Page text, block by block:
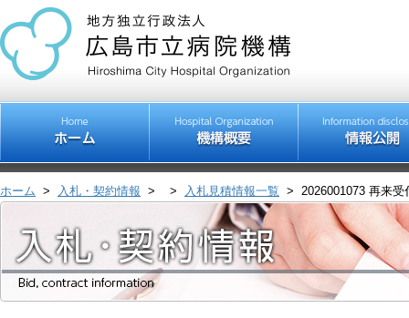
ホーム > 入札・契約情報 > > 入札見積情報一覧 > 2026001073 再来